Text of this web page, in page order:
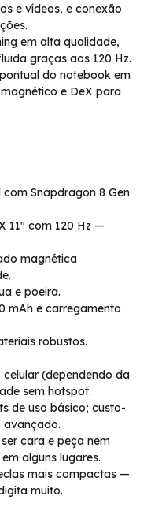
e vídeos, e conexão
em alta qualidade,
graças aos 120 Hz.
do notebook em
e DeX para
Snapdragon 8 Gen
11″ com 120 Hz —
magnética
e poeira.
mAh e carregamento
robustos.
celular (dependendo da
sem hotspot.
de uso básico; custo-
avançado.
cara e peça nem
alguns lugares.
mais compactas —
muito.